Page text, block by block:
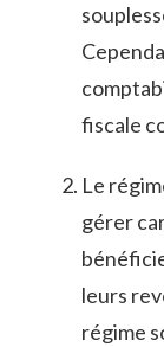
fiscale
Le
gérer
leurs
régime